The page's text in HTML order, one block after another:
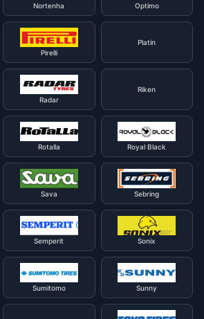
Nortenha
Optimo
Pirelli
Platin
Radar
Riken
Rotalla Royal Black
Sava Sebring
Semperit
Sonix
Sumitomo Sunny